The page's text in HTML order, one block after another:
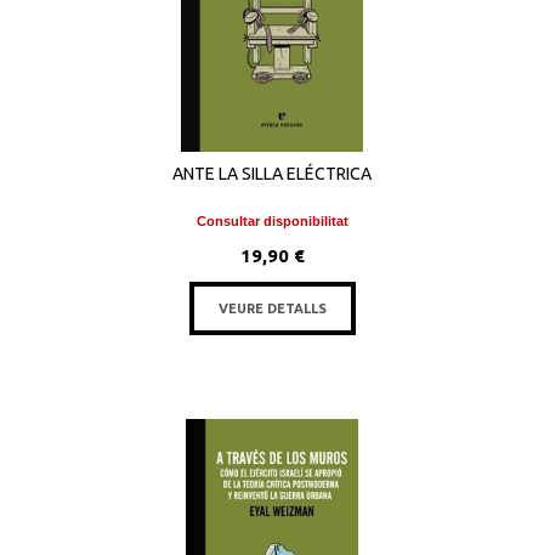
ANTE LA SILLA ELÉCTRICA
Consultar disponibilitat
19,90 €
VEURE DETALLS